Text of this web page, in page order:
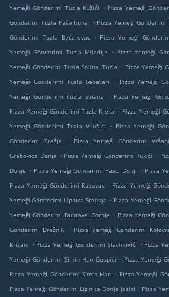
Yemeği Gönderimi Tuzla Kužići
. Pizza Yemeği
Gönderimi Tuzla Paša bunar . Pizza Yemeği Gönderimi
Gönderimi Tuzla Bećarevac . Pizza Yemeği
Yemeği Gönderimi Tuzla Miladije
. Pizza Yemeği
Yemeği Gönderimi Tuzla Solina, Tuzla . Pizza Yemeği
Yemeği Gönderimi Tuzla Sepetari
. Pizza Yemeği
Yemeği Gönderimi Tuzla Solana
. Pizza Yemeği
Pizza Yemeği Gönderimi Tuzla Kreka . Pizza Yemeği
Yemeği Gönderimi Tuzla Vilušići
. Pizza Yemeği
Gönderimi Orašje
. Pizza Yemeği Gönderimi Vršani
Grabovica Donja . Pizza Yemeği Gönderimi Hukići .
Donje . Pizza Yemeği Gönderimi Pasci Donji . Pizza
Pizza Yemeği Gönderimi Rasovac . Pizza Yemeği
Yemeği Gönderimi Lipnica Srednja . Pizza Yemeği
Yemeği Gönderimi Dubrave Gornje . Pizza Yemeği
Gönderimi Drežnik
. Pizza Yemeği Gönderimi
Križani . Pizza Yemeği Gönderimi Slavinovići . Pizza
Yemeği Gönderimi Simin Han Gospići . Pizza Yemeği
Pizza Yemeği Gönderimi Simin Han . Pizza Yemeği
Pizza Yemeği Gönderimi Lipnica Donja Jasici . Pizza